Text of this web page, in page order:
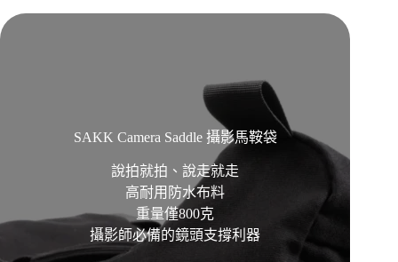
SAKK Camera Saddle 攝影馬鞍袋
說拍就拍、說走就走
高耐用防水布料
重量僅800克
攝影師必備的鏡頭支撐利器